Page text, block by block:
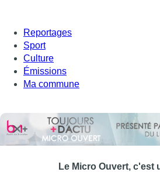
Reportages
Sport
Culture
Émissions
Ma commune
Le Micro Ouvert, c'est